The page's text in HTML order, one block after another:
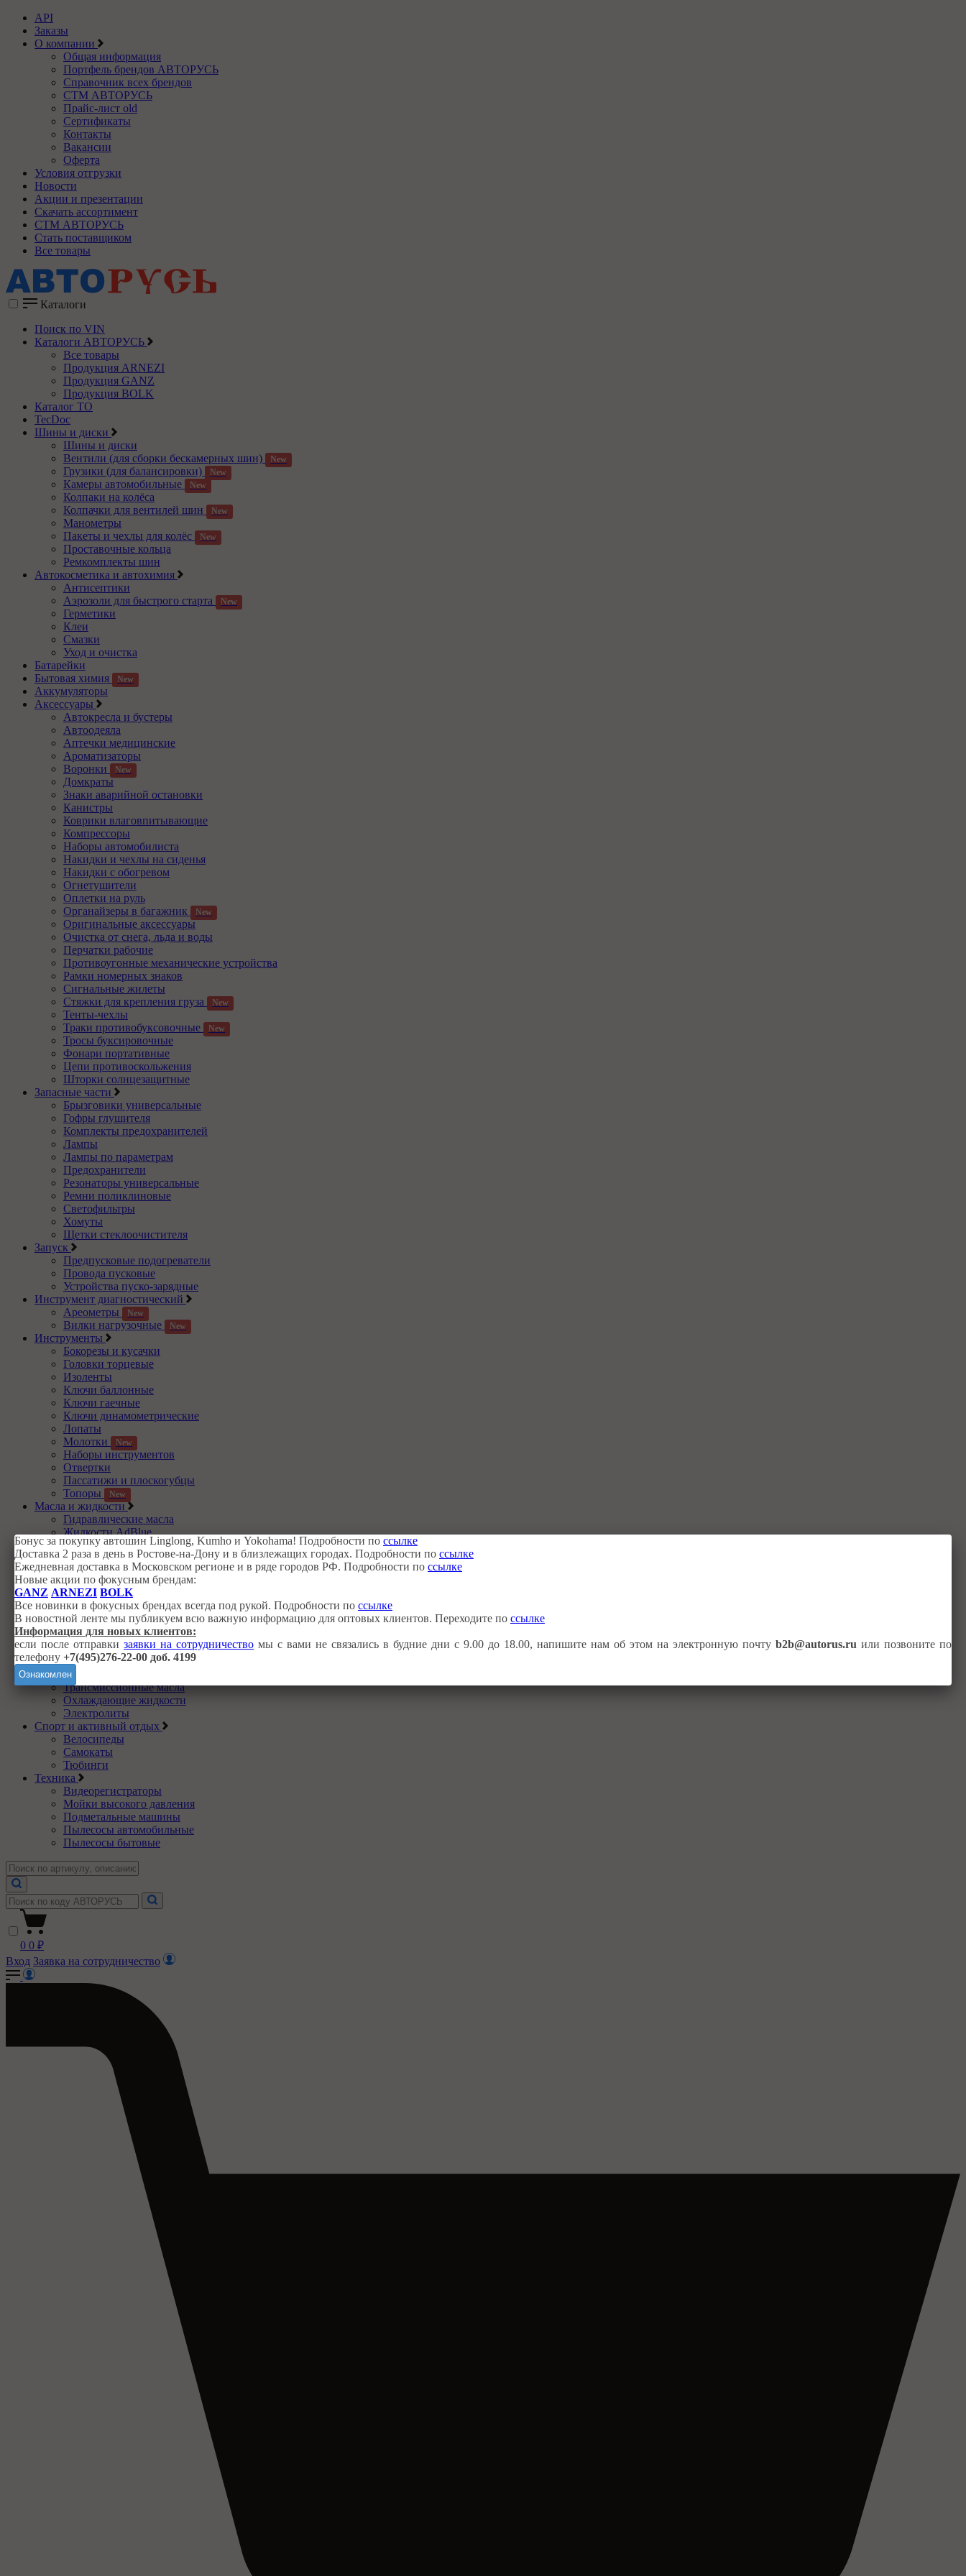
API
Заказы
О компании
Общая информация
Портфель брендов АВТОРУСЬ
Справочник всех брендов
СТМ АВТОРУСЬ
Прайс-лист old
Сертификаты
Контакты
Вакансии
Оферта
Условия отгрузки
Новости
Акции и презентации
Скачать ассортимент
СТМ АВТОРУСЬ
Стать поставщиком
Все товары
Каталоги
Поиск по VIN
Каталоги АВТОРУСЬ
Все товары
Продукция ARNEZI
Продукция GANZ
Продукция BOLK
Каталог ТО
TecDoc
Шины и диски
Шины и диски
Вентили (для сборки бескамерных шин)
New
Грузики (для балансировки) New
Камеры автомобильные New
Колпаки на колёса
Колпачки для вентилей шин
New
Манометры
Пакеты и чехлы для колёс
New
Проставочные кольца
Ремкомплекты шин
Автокосметика и автохимия
Антисептики
Аэрозоли для быстрого старта
New
Герметики
Клеи
Смазки
Уход и очистка
Батарейки
Бытовая химия
New
Аккумуляторы
Аксессуары
Автокресла и бустеры
Автоодеяла
Аптечки медицинские
Ароматизаторы
Воронки
New
Домкраты
Знаки аварийной остановки
Канистры
Коврики влаговпитывающие
Компрессоры
Наборы автомобилиста
Накидки и чехлы на сиденья
Накидки с обогревом
Огнетушители
Оплетки на руль
Органайзеры в багажник
New
Оригинальные аксессуары
Очистка от снега, льда и воды
Перчатки рабочие
Противоугонные механические устройства
Рамки номерных знаков
Сигнальные жилеты
Стяжки для крепления груза
New
Тенты-чехлы
Траки противобуксовочные
New
Тросы буксировочные
Фонари портативные
Цепи противоскольжения
Шторки солнцезащитные
Запасные части
Брызговики универсальные
Гофры глушителя
Комплекты предохранителей
Лампы
Лампы по параметрам
Предохранители
Резонаторы универсальные
Ремни поликлиновые
Светофильтры
Хомуты
Щетки стеклоочистителя
Запуск
Предпусковые подогреватели
Провода пусковые
Устройства пуско-зарядные
Инструмент диагностический
Ареометры
New
Вилки нагрузочные New
Инструменты
Бокорезы и кусачки
Головки торцевые
Изоленты
Ключи баллонные
Ключи гаечные
Ключи динамометрические
Лопаты
Молотки
New
Наборы инструментов
Отвертки
Пассатижи и плоскогубцы
Топоры
New
Масла и жидкости
Гидравлические масла
Жидкости AdBlue
Жидкости амортизаторные New
Жидкости стеклоомывателя
Индустриальные редукторные масла
Компрессорные масла
Масла для мотоциклов и лодок
Моторные масла
Присадки в масла
Присадки в систему охлаждения
Промывочные масла
Топливные присадки
Тормозные жидкости
Трансмиссионные масла
Охлаждающие жидкости
Электролиты
Спорт и активный отдых
Велосипеды
Самокаты
Тюбинги
Техника
Видеорегистраторы
Мойки высокого давления
Подметальные машины
Пылесосы автомобильные
Пылесосы бытовые
0 0 ₽
Вход Заявка на сотрудничество
Бонус за покупку автошин Linglong, Kumho и Yokohama! Подробности по ссылке
Доставка 2 раза в день в Ростове-на-Дону и в близлежащих городах. Подробности по ссылке
Ежедневная доставка в Московском регионе и в ряде городов РФ. Подробности по ссылке
Новые акции по фокусным брендам:
GANZ ARNEZI BOLK
Все новинки в фокусных брендах всегда под рукой. Подробности по ссылке
В новостной ленте мы публикуем всю важную информацию для оптовых клиентов. Переходите по ссылке
Информация для новых клиентов:
если после отправки заявки на сотрудничество мы с вами не связались в будние дни с 9.00 до 18.00, напишите нам об этом на электронную почту b2b@autorus.ru или позвоните по
телефону +7(495)276-22-00 доб. 4199
Ознакомлен